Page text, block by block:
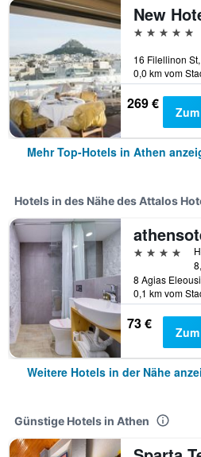
New
5 Sterne
0,0 km vom
269 €
Mehr Top-Hotels in Athen
Hotels in des Nähe des Attalos
4 Sterne
0,1 km vom
73 €
Weitere Hotels in der Nähe
Günstige Hotels in Athen